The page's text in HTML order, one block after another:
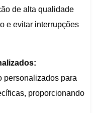
de alta qualidade
e evitar interrupções
personalizados para
proporcionando